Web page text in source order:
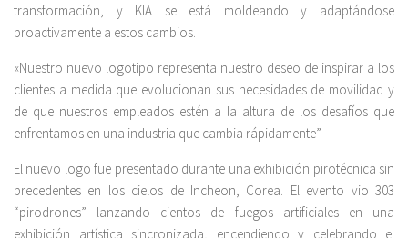
transformación, y KIA se está moldeando y adaptándose
proactivamente a estos cambios.
«Nuestro nuevo logotipo representa nuestro deseo de inspirar a los
clientes a medida que evolucionan sus necesidades de movilidad y
de que nuestros empleados estén a la altura de los desafíos que
enfrentamos en una industria que cambia rápidamente”.
El nuevo logo fue presentado durante una exhibición pirotécnica sin
precedentes en los cielos de Incheon, Corea. El evento vio 303
“pirodrones” lanzando cientos de fuegos artificiales en una
exhibición artística sincronizada, encendiendo y celebrando el